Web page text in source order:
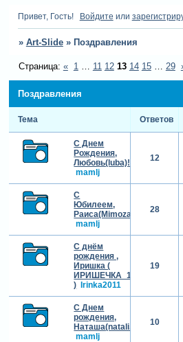
Привет, Гость! Войдите или
» Art-Slide » Поздравления
Поздравления
Страница: « 1 … 11 12 13 14 15 … 29
Тема Ответов
С Днем
Рождения,
Любовь(luba)!!!
mamlj
12
С
Юбилеем,
Раиса(Mimoza2012)!!!
mamlj
28
С днём
рождения ,
Иришка (
ИРИШЕЧКА_1986
) Irinka2011
19
С Днем
рождения,
Наташа(natali.roc)!!!
mamlj
10